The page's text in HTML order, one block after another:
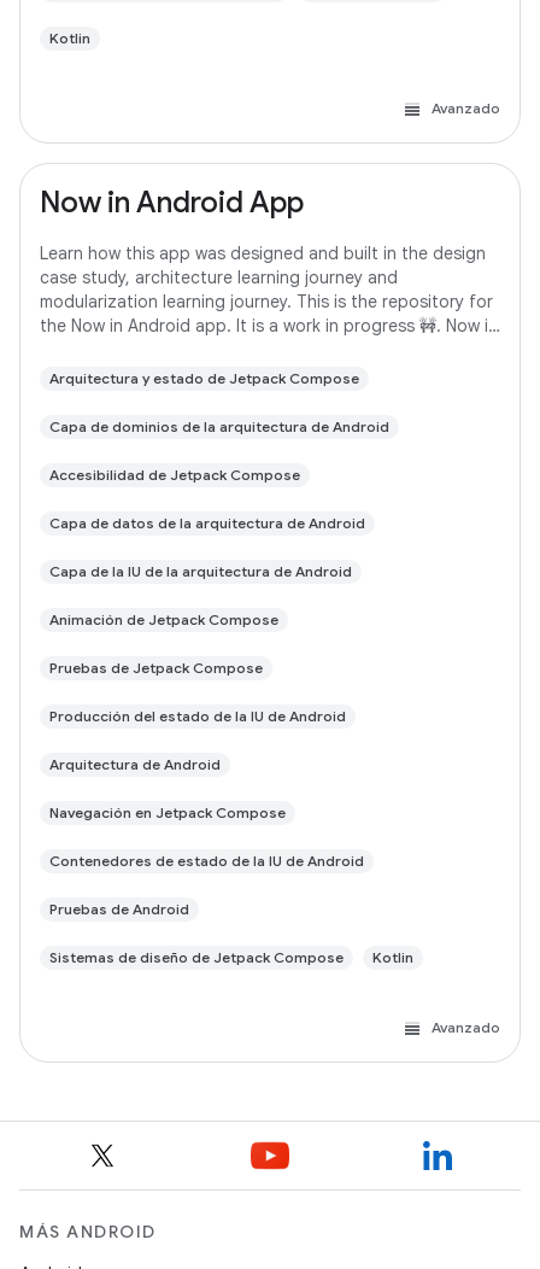
Kotlin
Avanzado
Now in Android App
Learn how this app was designed and built in the design
case study, architecture learning journey and
modularization learning journey. This is the repository for
the Now in Android app. It is a work in progress 🚧. Now in
Arquitectura y estado de Jetpack Compose
Capa de dominios de la arquitectura de Android
Accesibilidad de Jetpack Compose
Capa de datos de la arquitectura de Android
Capa de la IU de la arquitectura de Android
Animación de Jetpack Compose
Pruebas de Jetpack Compose
Producción del estado de la IU de Android
Arquitectura de Android
Navegación en Jetpack Compose
Contenedores de estado de la IU de Android
Pruebas de Android
Sistemas de diseño de Jetpack Compose Kotlin
Avanzado
MÁS ANDROID